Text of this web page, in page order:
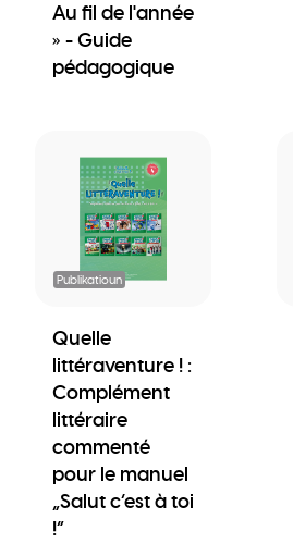
Au fil de l'année
» - Guide
pédagogique
Publikatioun
Quelle
littéraventure ! :
Complément
littéraire
commenté
pour le manuel
„Salut c’est à toi
!“